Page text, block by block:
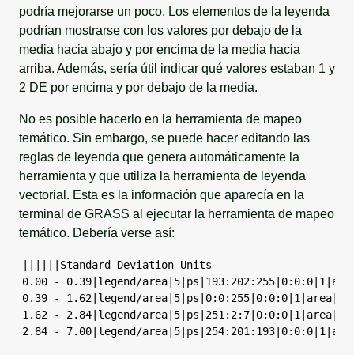
podría mejorarse un poco. Los elementos de la leyenda
podrían mostrarse con los valores por debajo de la
media hacia abajo y por encima de la media hacia
arriba. Además, sería útil indicar qué valores estaban 1 y
2 DE por encima y por debajo de la media.
No es posible hacerlo en la herramienta de mapeo
temático. Sin embargo, se puede hacer editando las
reglas de leyenda que genera automáticamente la
herramienta y que utiliza la herramienta de leyenda
vectorial. Esta es la información que aparecía en la
terminal de GRASS al ejecutar la herramienta de mapeo
temático. Debería verse así:
||||||Standard Deviation Units
0.00 - 0.39|legend/
0.39 - 1.62|legend/
1.62 - 2.84|legend/
2.84 - 7.00|legend/